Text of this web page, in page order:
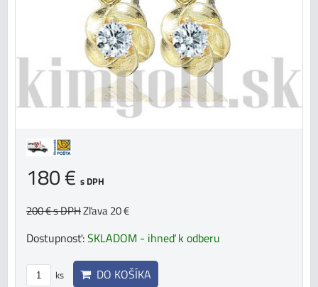
180 € s DPH
200 €s DPHZľava 20 €
Dostupnosť:SKLADOM - ihneď k odberu
ks DO KOŠÍKA